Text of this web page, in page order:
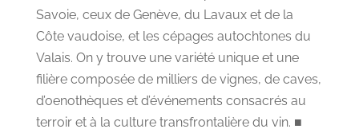
Savoie, ceux de Genève, du Lavaux et de la
Côte vaudoise, et les cépages autochtones du
Valais. On y trouve une variété unique et une
filière composée de milliers de vignes, de caves,
d’oenothèques et d’événements consacrés au
terroir et à la culture transfrontalière du vin. ■